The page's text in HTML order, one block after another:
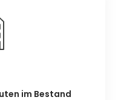
im Bestand